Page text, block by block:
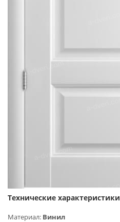
Технические характеристики
Материал: Винил